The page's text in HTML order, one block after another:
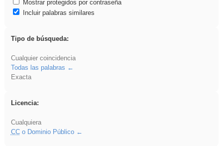
Mostrar protegidos por contraseña
Incluir palabras similares
Tipo de búsqueda:
Cualquier coincidencia
Todas las palabras
Exacta
Licencia:
Cualquiera
CCo Dominio Público